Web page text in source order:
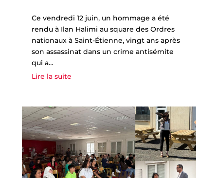
Ce vendredi 12 juin, un hommage a été
rendu à Ilan Halimi au square des Ordres
nationaux à Saint-Étienne, vingt ans après
son assassinat dans un crime antisémite
qui a…
Lire la suite